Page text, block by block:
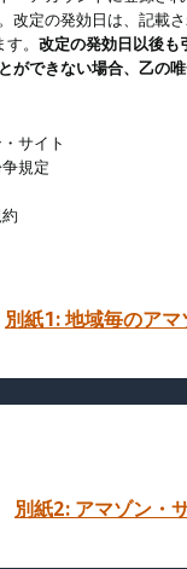
改定の発効日は、記載
。 改定の発効日以後も
ができない場合、乙の
サイト
規定
別紙1: 地域毎のア
別紙2: アマゾン・